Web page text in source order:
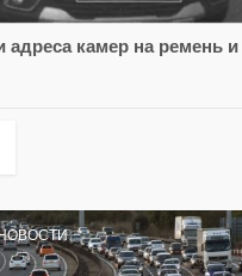
адреса камер на ремень